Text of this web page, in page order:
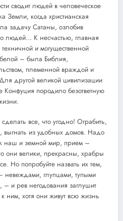
сводит людей в человеческое
Земли, когда христианская
задачу Сатаны, озлобив
людей… К несчастью, главная
и могущественной
– была Библия,
племенной враждой и
другой великой цивилизации
породило безответную
все, что угодно! Ограбить,
из удобных домов. Надо
наш и земной мир, прием –
они велики, прекрасны, храбры
Но попробуйте назвать их тем,
невеждами, глупцами, тупыми
и рев негодования заглушит
ним, хотя они живут всю жизнь